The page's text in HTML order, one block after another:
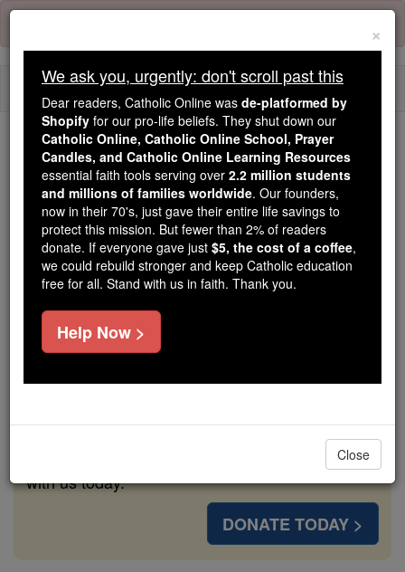
Skip
content
Because of You, 2.2 Million
Students Are Being Formed in the
Faith
Because of generous supporters like you,
Catholic Online School has already delivered
free, faithful Catholic education to over 2.2
million students across 193 countries. In an age
of noise and algorithms, you are helping form
souls with truth, prayer, Scripture, and Christ.
If everyone who reads this gave just $5 — the
families and keep this life-changing formation
free for all. Be Courageous. Be Catholic. Stand
with us today.
DONATE TODAY >
×
We ask you, urgently: don't scroll past this
Dear readers, Catholic Online was de-platformed by
Shopify for our pro-life beliefs. They shut down our
Catholic Online, Catholic Online School, Prayer
Candles, and Catholic Online Learning Resources
essential faith tools serving over 2.2 million students
and millions of families worldwide. Our founders,
now in their 70's, just gave their entire life savings to
protect this mission. But fewer than 2% of readers
donate. If everyone gave just $5, the cost of a coffee,
we could rebuild stronger and keep Catholic education
free for all. Stand with us in faith. Thank you.
Help Now >
Close